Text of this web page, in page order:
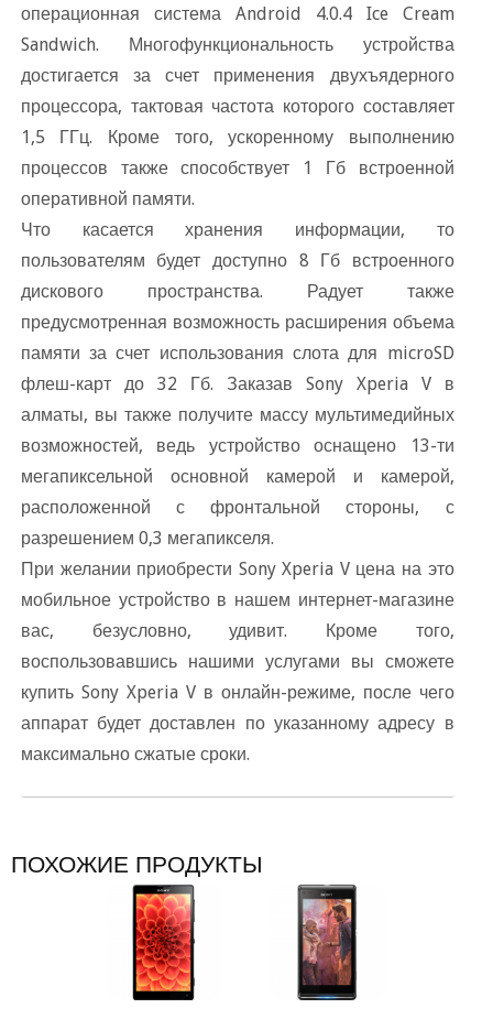
операционная система Android 4.0.4 Ice Cream
Sandwich. Многофункциональность устройства
достигается за счет применения двухъядерного
процессора, тактовая частота которого составляет
1,5 ГГц. Кроме того, ускоренному выполнению
процессов также способствует 1 Гб встроенной
оперативной памяти.
Что касается хранения информации, то
пользователям будет доступно 8 Гб встроенного
дискового пространства. Радует также
предусмотренная возможность расширения объема
памяти за счет использования слота для microSD
флеш-карт до 32 Гб. Заказав Sony Xperia V
алматы, вы также получите массу мультимедийных
озможностей, ведь устройство оснащено 13-ти
мегапиксельной основной камерой и камерой,
расположенной с фронтальной стороны, с
разрешением 0,3 мегапикселя.
При желании приобрести Sony Xperia V цена на это
мобильное устройство в нашем интернет-магазине
ас, безусловно, удивит. Кроме того,
оспользовавшись нашими услугами вы сможете
купить Sony Xperia V в онлайн-режиме, после чего
аппарат будет доставлен по указанному адресу
максимально сжатые сроки.
ПОХОЖИЕ ПРОДУКТЫ